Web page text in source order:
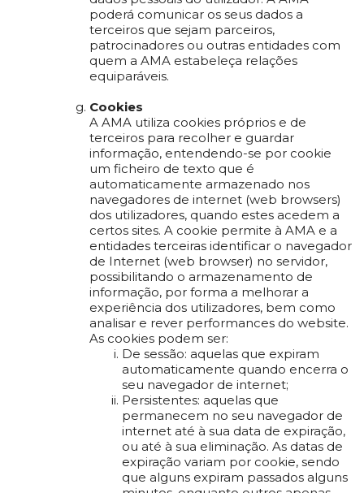
poderá comunicar os seus dados a
terceiros que sejam parceiros,
patrocinadores ou outras entidades com
quem a AMA estabeleça relações
equiparáveis.
Cookies
A AMA utiliza cookies próprios e de
terceiros para recolher e guardar
informação, entendendo-se por cookie
um ficheiro de texto que é
automaticamente armazenado nos
navegadores de internet (web browsers)
dos utilizadores, quando estes acedem a
certos sites. A cookie permite à AMA e a
entidades terceiras identificar o navegador
de Internet (web browser) no servidor,
possibilitando o armazenamento de
informação, por forma a melhorar a
experiência dos utilizadores, bem como
analisar e rever performances do website.
As cookies podem ser:
De sessão: aquelas que expiram
automaticamente quando encerra o
seu navegador de internet;
Persistentes: aquelas que
permanecem no seu navegador de
internet até à sua data de expiração,
ou até à sua eliminação. As datas de
expiração variam por cookie, sendo
que alguns expiram passados alguns